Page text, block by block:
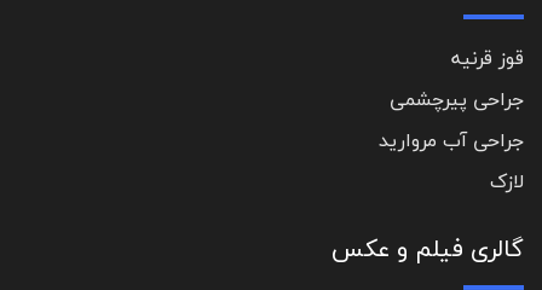
قوز قرنیه
جراحی پیرچشمی
جراحی آب مروارید
لازک
گالری فیلم و عکس